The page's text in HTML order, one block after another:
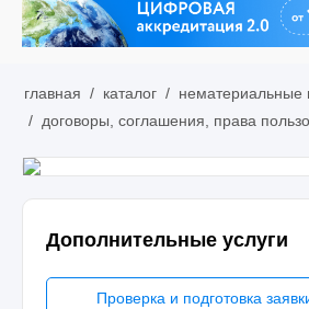
главная / каталог / нематериальные
/ договоры, соглашения, права
Дополнительные услуги
Проверка и подготовка